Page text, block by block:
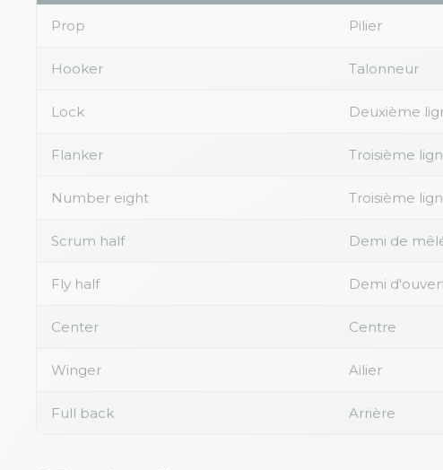
Prop Pilier
Hooker Talonneur
Lock Deuxième
Flanker Troisième
Number eight Troisième
Scrum half Demi de
Fly half Demi
Center Centre
Winger Ailier
Full back Arrière